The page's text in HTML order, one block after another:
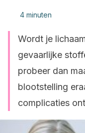
4 minuten
Wordt je
gevaarlijke
probeer dan
blootstelling
complicaties